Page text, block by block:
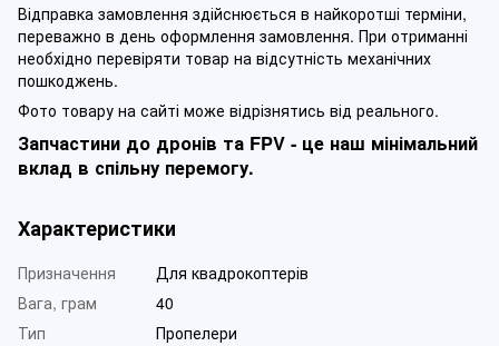
Відправка замовлення здійснюється в найкоротші терміни,
переважно в день оформлення замовлення. При отриманні
необхідно перевіряти товар на відсутність механічних
пошкоджень.
Фото товару на сайті може відрізнятись від реального.
Запчастини до дронів та FPV - це наш мінімальний
вклад в спільну перемогу.
Характеристики
Призначення
Для квадрокоптерів
Вага, грам
40
Тип
Пропелери